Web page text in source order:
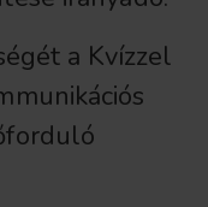
a Kvízzel